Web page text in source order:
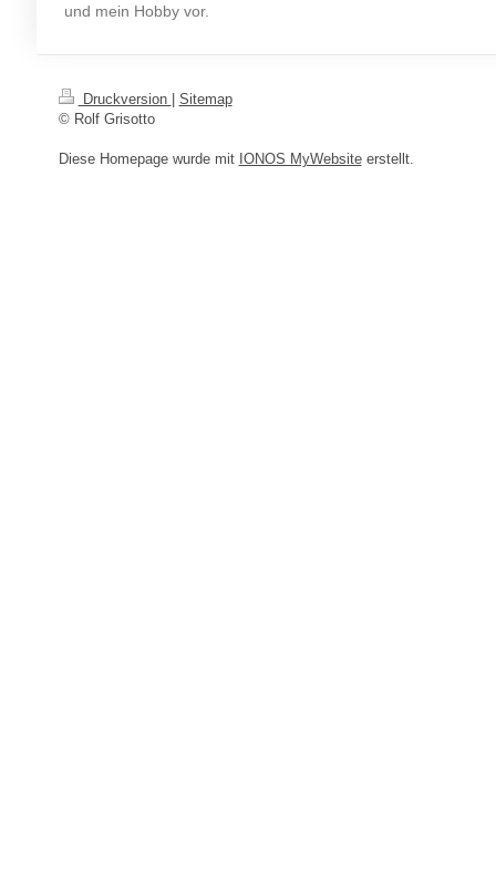
und mein Hobby vor.
Druckversion
Sitemap
© Rolf Grisotto
Diese Homepage wurde mit IONOS MyWebsiteerstellt.